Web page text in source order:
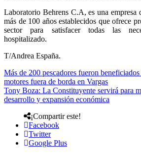
Laboratorio Behrens C.A, es una empresa
más de 100 años establecidos que ofrece
sector para satisfacer todas las
hospitalizado.
T/Andrea España.
Más de 200 pescadores fueron beneficiados
motores fuera de borda en Vargas
Tony Boza: La Constituyente servirá para
desarrollo y expansión económica
¡Compartir este!
Facebook
Twitter
Google Plus